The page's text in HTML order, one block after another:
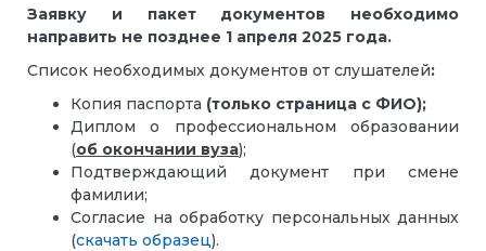
Заявку и пакет документов необходимо
направить не позднее 1 апреля 2025 года.
Список необходимых документов от слушателей:
Копия паспорта (только страница с ФИО);
Диплом о профессиональном образовании
(об окончании вуза);
Подтверждающий документ при смене
фамилии;
Согласие на обработку персональных данных
(скачать образец).